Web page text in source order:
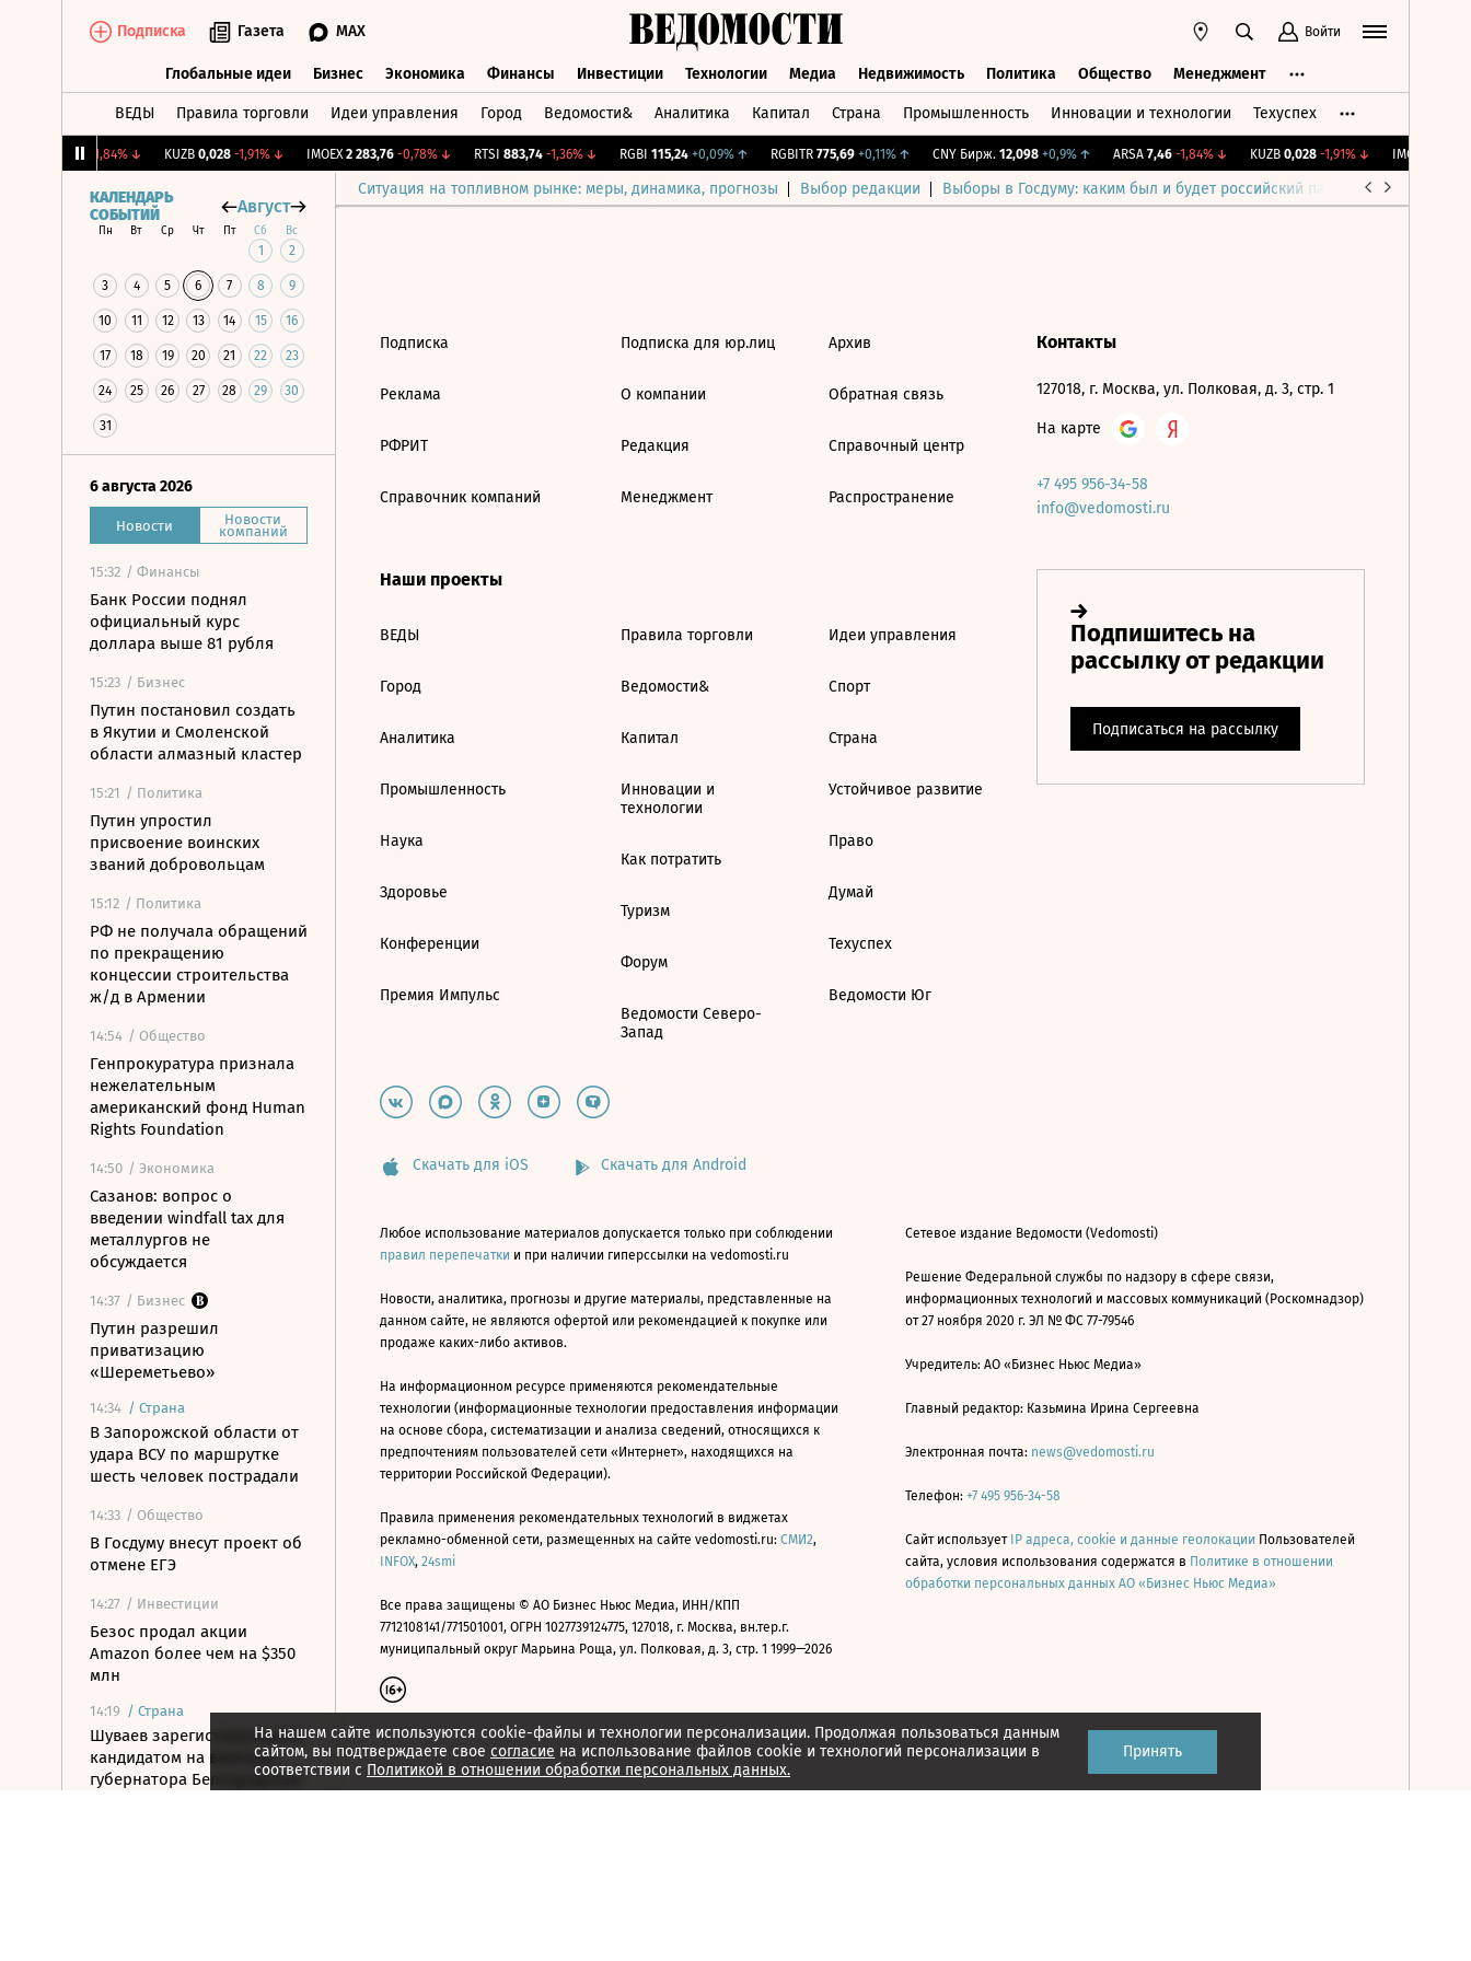
Подписка Газета MAX Войти
Глобальные идеи Бизнес Экономика Финансы Инвестиции Технологии Медиа Недвижимость Политика Общество Менеджмент
ВЕДЫ Правила торговли Идеи управления Город Ведомости& Аналитика Капитал Страна Промышленность Инновации и технологии Техуспех
-1,84%↓ KUZB 0,028 -1,91%↓ IMOEX 2 283,76 -0,78%↓ RTSI 883,74 -1,36%↓ RGBI 115,24 +0,09%↑ RGBITR 775,69 +0,11%↑ CNY Бирж. 12,098 +0,9%↑ ARSA 7,46 -1,84%↓ KUZB 0,028 -1,91%↓ IMOEX
Ситуация на топливном рынке: меры, динамика, прогнозы Выбор редакции Выборы в Госдуму: каким был и будет российский парламент
КАЛЕНДАРЬ
СОБЫТИЙ
Август
Пн Вт Ср Чт Пт Сб Вс
1 2
3 4 5 6 7 8 9
10 11 12 13 14 15 16
17 18 19 20 21 22 23
24 25 26 27 28 29 30
31
6 августа 2026
Новости Новости
компаний
15:32 / Финансы
Банк России поднял
официальный курс
доллара выше 81 рубля
15:23 / Бизнес
Путин постановил создать
в Якутии и Смоленской
области алмазный кластер
15:21 / Политика
Путин упростил
присвоение воинских
званий добровольцам
15:12 / Политика
РФ не получала обращений
по прекращению
концессии строительства
ж/д в Армении
14:54 / Общество
Генпрокуратура признала
нежелательным
американский фонд Human
Rights Foundation
14:50 / Экономика
Сазанов: вопрос о
введении windfall tax для
металлургов не
обсуждается
14:37 / Бизнес
Путин разрешил
приватизацию
«Шереметьево»
14:34 / Страна
В Запорожской области от
удара ВСУ по маршрутке
шесть человек пострадали
14:33 / Общество
В Госдуму внесут проект об
отмене ЕГЭ
14:27 / Инвестиции
Безос продал акции
Amazon более чем на $350
млн
14:19 / Страна
Шуваев зарегистрировался
кандидатом на выборах
губернатора Белгородской
На нашем сайте используются cookie-файлы и технологии персонализации. Продолжая пользоваться данным
сайтом, вы подтверждаете свое согласие на использование файлов cookie и технологий персонализации в
соответствии с Политикой в отношении обработки персональных данных.
Принять
Подписка
Реклама
РФРИТ
Справочник компаний
Подписка для юр.лиц
О компании
Редакция
Менеджмент
Архив
Обратная связь
Справочный центр
Распространение
Наши проекты
ВЕДЫ
Город
Аналитика
Промышленность
Наука
Здоровье
Конференции
Премия Импульс
Правила торговли
Ведомости&
Капитал
Инновации и
технологии
Как потратить
Туризм
Форум
Ведомости Северо-
Запад
Идеи управления
Спорт
Страна
Устойчивое развитие
Право
Думай
Техуспех
Ведомости Юг
Контакты
127018, г. Москва, ул. Полковая, д. 3, стр. 1
На карте
+7 495 956-34-58
info@vedomosti.ru
Скачать для iOS Скачать для Android
Любое использование материалов допускается только при соблюдении
правил перепечатки и при наличии гиперссылки на vedomosti.ru
Новости, аналитика, прогнозы и другие материалы, представленные на
данном сайте, не являются офертой или рекомендацией к покупке или
продаже каких-либо активов.
На информационном ресурсе применяются рекомендательные
технологии (информационные технологии предоставления информации
на основе сбора, систематизации и анализа сведений, относящихся к
предпочтениям пользователей сети «Интернет», находящихся на
территории Российской Федерации).
Правила применения рекомендательных технологий в виджетах
рекламно-обменной сети, размещенных на сайте vedomosti.ru: СМИ2,
INFOX, 24smi
Все права защищены © АО Бизнес Ньюс Медиа, ИНН/КПП
7712108141/771501001, ОГРН 1027739124775, 127018, г. Москва, вн.тер.г.
муниципальный округ Марьина Роща, ул. Полковая, д. 3, стр. 1 1999—2026
Сетевое издание Ведомости (Vedomosti)
Решение Федеральной службы по надзору в сфере связи,
информационных технологий и массовых коммуникаций (Роскомнадзор)
от 27 ноября 2020 г. ЭЛ № ФС 77-79546
Учредитель: АО «Бизнес Ньюс Медиа»
Главный редактор: Казьмина Ирина Сергеевна
Электронная почта: news@vedomosti.ru
Телефон: +7 495 956-34-58
Сайт использует IP адреса, cookie и данные геолокации Пользователей
сайта, условия использования содержатся в Политике в отношении
обработки персональных данных АО «Бизнес Ньюс Медиа»